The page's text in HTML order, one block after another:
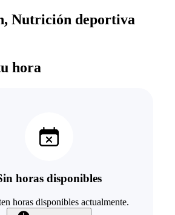
Nutrición deportiva
hora
horas disponibles
horas disponibles actualmente.